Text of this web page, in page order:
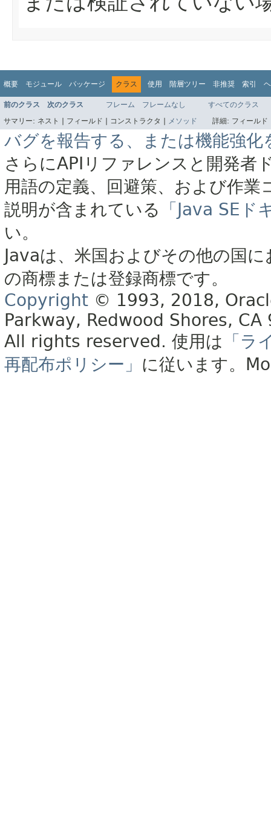
概要 モジュール パッケージ クラス 使用 階層ツリー 非推奨 索引
前のクラス 次のクラス フレーム フレームなし
すべてのクラス
サマリー: ネスト | フィールド | コンストラクタ | メソッド 詳細: フィール
バグを報告する、または機能強化
さらにAPIリファレンスと開発者
用語の定義、回避策、および作
説明が含まれている
「Java SE
い。
Javaは、米国およびその他の国
の商標または登録商標です。
Copyright © 1993, 2018,
Parkway, Redwood Shores, CA
All rights reserved. 使用は 「ラ
再配布ポリシー」 に従います。